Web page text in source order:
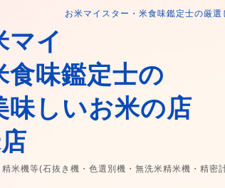
お米マイスター・米食味鑑定士の厳
マイ
食味鑑定士の
味しいお米の店
米機等(石抜き機・色選別機・無洗米精米機・精密